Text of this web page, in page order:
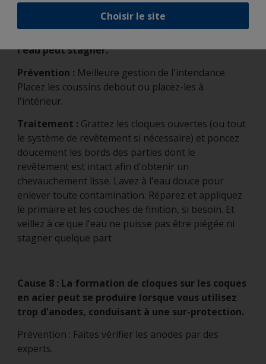
une immersion dans l'eau, notamment les
coussins placés sous les sièges par terre dans la
l'eau peut stagner.
Prévention : Meilleure gestion de l'intendance.
Placez les coussins debout ou placez-les à
l'intérieur.
Traitement : Grattez les cloques ouvertes (ou tout
le système de revêtement si nécessaire) et poncez
doucement les bords des parties dont le
revêtement est intact afin d'obtenir un
chevauchement lisse. Lavez à l'eau douce pour
enlever toute contamination. Réparez et appliquez
le primaire et les couches de finition, si besoin. Et
veillez à ce que l'eau ne puisse pas être piégée ni
stagner quelque part
Cause 8 : La formation de cloques sur les coques
en acier peut se produire lorsque vous utilisez
trop d'anodes, conduisant à une sur-protection.
Prévention : Faites vérifier les anodes par des
experts.
Choisir le site